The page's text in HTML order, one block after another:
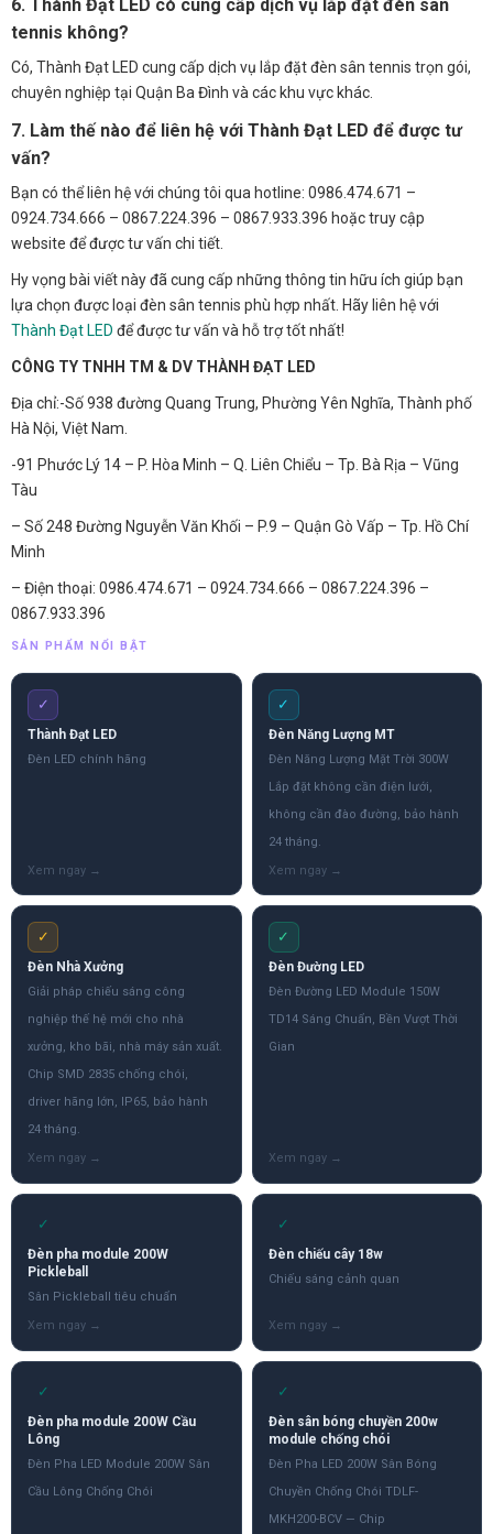
6. Thành Đạt LED có cung cấp dịch vụ lắp đặt đèn sân
tennis không?
Có, Thành Đạt LED cung cấp dịch vụ lắp đặt đèn sân tennis trọn gói,
chuyên nghiệp tại Quận Ba Đình và các khu vực khác.
7. Làm thế nào để liên hệ với Thành Đạt LED để được tư
vấn?
Bạn có thể liên hệ với chúng tôi qua hotline: 0986.474.671 –
0924.734.666 – 0867.224.396 – 0867.933.396 hoặc truy cập
website để được tư vấn chi tiết.
Hy vọng bài viết này đã cung cấp những thông tin hữu ích giúp bạn
lựa chọn được loại đèn sân tennis phù hợp nhất. Hãy liên hệ với
Thành Đạt LED để được tư vấn và hỗ trợ tốt nhất!
CÔNG TY TNHH TM & DV THÀNH ĐẠT LED
Địa chỉ:-Số 938 đường Quang Trung, Phường Yên Nghĩa, Thành phố
Hà Nội, Việt Nam.
-91 Phước Lý 14 – P. Hòa Minh – Q. Liên Chiểu – Tp. Bà Rịa – Vũng
Tàu
– Số 248 Đường Nguyễn Văn Khối – P.9 – Quận Gò Vấp – Tp. Hồ Chí
Minh
– Điện thoại: 0986.474.671 – 0924.734.666 – 0867.224.396 –
0867.933.396
SẢN PHẨM NỔI BẬT
✓
Thành Đạt LED
Đèn LED chính hãng
✓
Đèn Năng Lượng MT
Đèn Năng Lượng Mặt Trời 300W
Lắp đặt không cần điện lưới,
không cần đào đường, bảo hành
24 tháng.
✓
Đèn Nhà Xưởng
Giải pháp chiếu sáng công
nghiệp thế hệ mới cho nhà
xưởng, kho bãi, nhà máy sản xuất.
Chip SMD 2835 chống chói,
driver hãng lớn, IP65, bảo hành
24 tháng.
✓
Đèn Đường LED
Đèn Đường LED Module 150W
TD14 Sáng Chuẩn, Bền Vượt Thời
Gian
✓
Đèn pha module 200W
Pickleball
Sân Pickleball tiêu chuẩn
✓
Đèn chiếu cây 18w
Chiếu sáng cảnh quan
✓
Đèn pha module 200W Cầu
Lông
Đèn Pha LED Module 200W Sân
Cầu Lông Chống Chói
✓
Đèn sân bóng chuyền 200w
module chống chói
Đèn Pha LED 200W Sân Bóng
Chuyền Chống Chói TDLF-
MKH200-BCV — Chip